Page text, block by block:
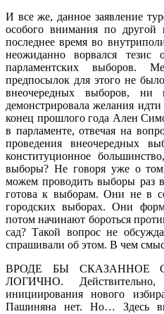
И все же, данное заявление
особого внимания по
последнее время во
неожиданно ворвался тезис
парламентских выборов.
предпосылок для этого не
внеочередных выборов, ни
демонстрировала желания
конец прошлого года Ален
в парламенте, отвечая на
проведения внеочередных
конституционное
выборы? Не говоря уже о
можем проводить выборы раз
готова к выборам. Они не в
городских выборах. Они
потом начинают бороться
сад? Такой вопрос не
спрашивали об этом. В чем
ВРОДЕ БЫ СКАЗАННОЕ
ЛОГИЧНО.
инициирования нового
Пашиняна нет. Но… Здесь